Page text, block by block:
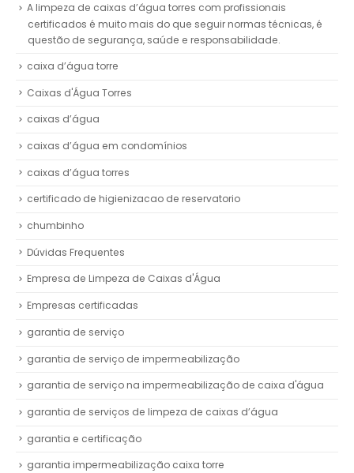
A limpeza de caixas d’água torres com profissionais
certificados é muito mais do que seguir normas técnicas, é
questão de segurança, saúde e responsabilidade.
caixa d’água torre
Caixas d'Água Torres
caixas d’água
caixas d’água em condomínios
caixas d’água torres
certificado de higienizacao de reservatorio
chumbinho
Dúvidas Frequentes
Empresa de Limpeza de Caixas d'Água
Empresas certificadas
garantia de serviço
garantia de serviço de impermeabilização
garantia de serviço na impermeabilização de caixa d'água
garantia de serviços de limpeza de caixas d’água
garantia e certificação
garantia impermeabilização caixa torre